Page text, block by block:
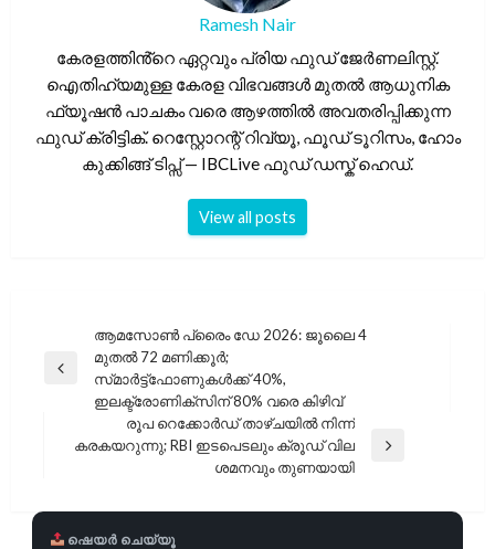
Ramesh Nair
കേരളത്തിൻ്റെ ഏറ്റവും പ്രിയ ഫുഡ് ജേർണലിസ്റ്റ്.
ഐതിഹ്യമുള്ള കേരള വിഭവങ്ങൾ മുതൽ ആധുനിക
ഫ്യൂഷൻ പാചകം വരെ ആഴത്തിൽ അവതരിപ്പിക്കുന്ന
ഫുഡ് ക്രിട്ടിക്. റെസ്റ്റോറന്റ് റിവ്യൂ, ഫൂഡ് ടൂറിസം, ഹോം
കുക്കിങ്ങ് ടിപ്സ് — IBCLive ഫുഡ് ഡസ്ക് ഹെഡ്.
View all posts
പോസ്റ്റുകളിലൂടെ
Previous
ആമസോൺ പ്രൈം ഡേ 2026: ജൂലൈ 4
മുതൽ 72 മണിക്കൂർ;
സ്‌മാർട്ട്‌ഫോണുകൾക്ക് 40%,
ഇലക്ട്രോണിക്‌സിന് 80% വരെ കിഴിവ്
Next
രൂപ റെക്കോർഡ് താഴ്ചയിൽ നിന്ന്
കരകയറുന്നു; RBI ഇടപെടലും ക്രൂഡ് വില
ശമനവും തുണയായി
ഷെയർ ചെയ്യൂ